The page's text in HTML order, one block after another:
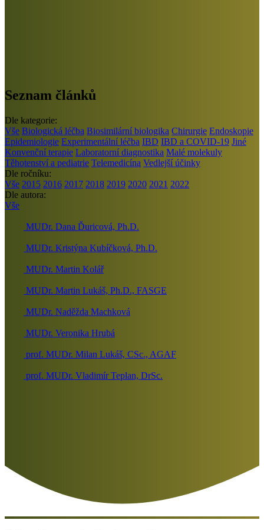
Seznam článků
Dle kategorie:
Vše Biologická léčba Biosimilární biologika Chirurgie Endoskopie
Epidemiologie Experimentální léčba IBD IBD a COVID-19 Jiné
Konvenční terapie Laboratorní diagnostika Malé molekuly
Těhotenství a pediatrie Telemedicína Vedlejší účinky
Dle ročníku:
Vše 2015 2016 2017 2018 2019 2020 2021 2022
Dle autora:
Vše
MUDr. Dana Ďuricová, Ph.D.
MUDr. Kristýna Kubíčková, Ph.D.
MUDr. Martin Kolář
MUDr. Martin Lukáš, Ph.D., FASGE
MUDr. Naděžda Machková
MUDr. Veronika Hrubá
prof. MUDr. Milan Lukáš, CSc., AGAF
prof. MUDr. Vladimír Teplan, DrSc.